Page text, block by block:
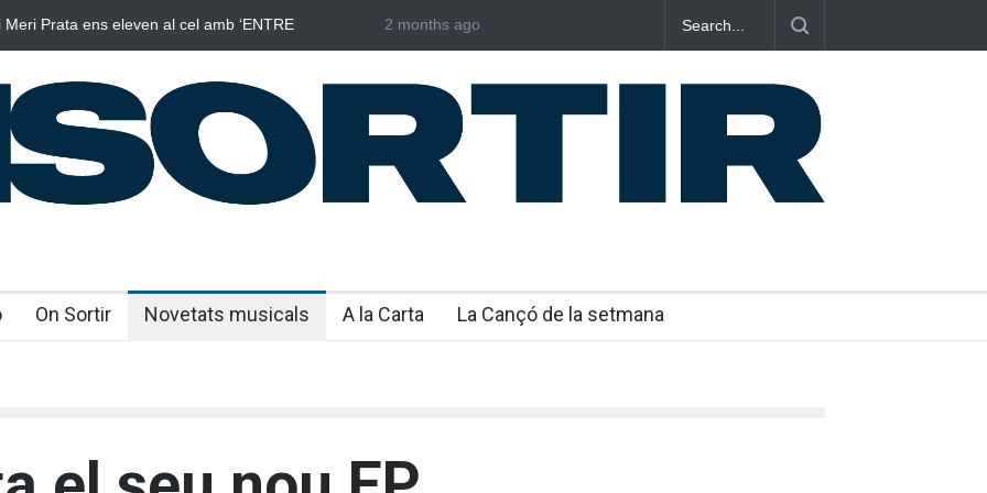
i Abril transformen els ‘Cants d’Estisorar’ en pop
Laura West imposa el seu criteri al ritme del mambo-pop de
2 months ago
On Sortir Novetats musicals A la Carta La Cançó de la setmana